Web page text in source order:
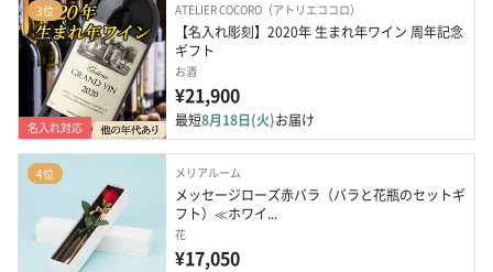
3位
名入れ対応
ATELIER COCORO（アトリエココロ）
【名入れ彫刻】2020年 生まれ年ワイン 周年記念
ギフト
お酒
¥21,900
最短8月18日(火)お届け
4位 メリアルーム
メッセージローズ赤バラ（バラと花瓶のセットギ
フト）≪ホワイ...
花
¥17,050